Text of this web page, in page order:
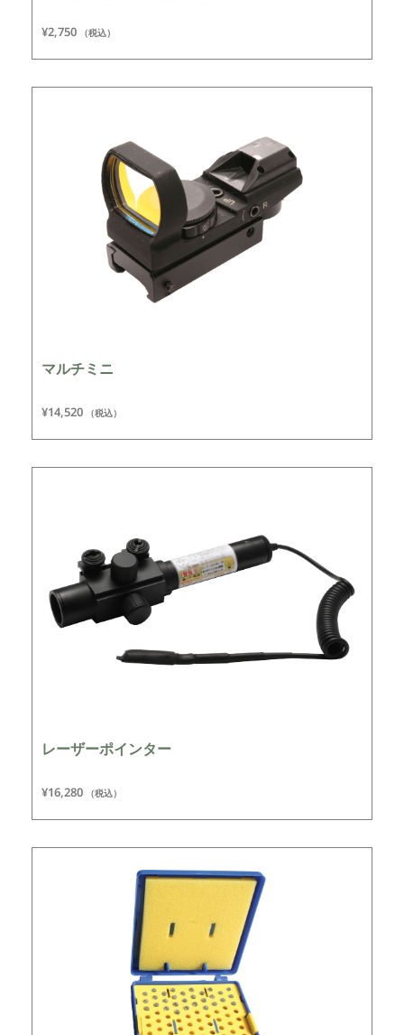
¥2,750 （税込）
マルチミニ
¥14,520 （税込）
レーザーポインター
¥16,280 （税込）